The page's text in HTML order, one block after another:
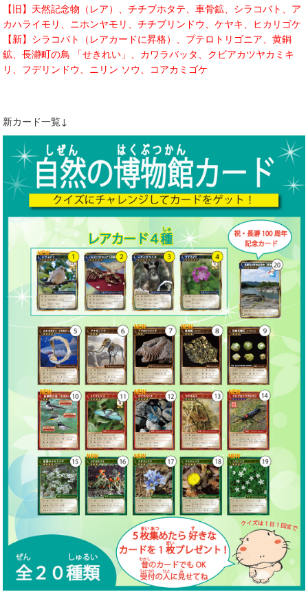
【旧】 天然記念物（レア）、チチブホタテ、車骨鉱、シラコバト、ア
カハライモリ、ニホンヤモリ、チチブリンドウ、ケヤキ、ヒカリゴケ
【新】シラコバト（レアカードに昇格）、プテロトリゴニア、黄銅
鉱、長瀞町の鳥 「せきれい」、カワラバッタ、クビアカツヤカミキ
リ、フデリンドウ、ニリン ソウ、コアカミゴケ
新カード一覧↓